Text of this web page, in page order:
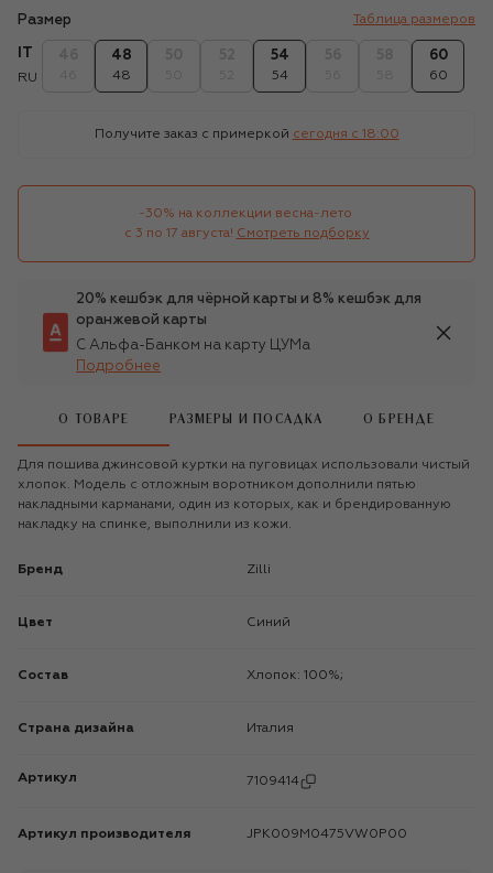
Размер Таблица размеров
RU
48
48
54
54
60
60
Получите заказ с примеркой сегодня c 18:00
-30% на коллекции весна-лето
с 3 по 17 августа! Смотреть подборку
20% кешбэк для чёрной карты и 8% кешбэк для
оранжевой карты
С Альфа-Банком на карту ЦУМа
Подробнее
О ТОВАРЕ РАЗМЕРЫ И ПОСАДКА О БРЕНДЕ
Для пошива джинсовой куртки на пуговицах использовали чистый
хлопок. Модель с отложным воротником дополнили пятью
накладными карманами, один из которых, как и брендированную
накладку на спинке, выполнили из кожи.
Бренд Zilli
Цвет Синий
Состав Хлопок: 100%;
Страна дизайна Италия
Артикул 7109414
Артикул производителя JPK009M0475VW0P00